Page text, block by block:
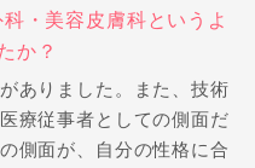
・美容皮膚科というよ
か？
ありました。また、技術
療従事者としての側面だ
側面が、自分の性格に合